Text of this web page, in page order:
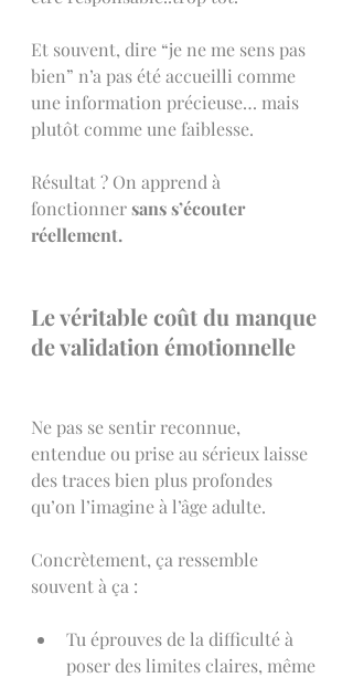
Et souvent, dire “je ne me sens pas
bien” n’a pas été accueilli comme
une information précieuse… mais
plutôt comme une faiblesse.
Résultat ? On apprend à
fonctionner sans s’écouter
réellement.
Le véritable coût du manque
de validation émotionnelle
Ne pas se sentir reconnue,
entendue ou prise au sérieux laisse
des traces bien plus profondes
qu’on l’imagine à l’âge adulte.
Concrètement, ça ressemble
souvent à ça :
Tu éprouves de la difficulté à
poser des limites claires, même